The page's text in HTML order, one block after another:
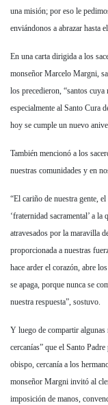
una misión; por eso le
enviándonos a abrazar hasta
En una carta dirigida a los
monseñor Marcelo Margni,
los precedieron, “santos
especialmente al Santo Cura
hoy se cumple un nuevo
También mencionó a los
nuestras comunidades y en
“El cariño de nuestra gente,
‘fraternidad sacramental’ a
atravesados por la maravilla
proporcionada a nuestras
hace arder el corazón, abre
se apaga, porque nunca se
nuestra respuesta”, sostuvo.
Y luego de compartir algunas
cercanías” que el Santo
obispo, cercanía a los
monseñor Margni invitó al
imposición de manos,